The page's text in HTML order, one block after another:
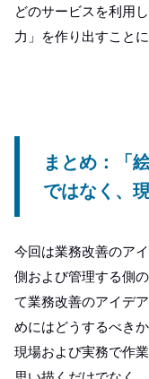
どのサービスを利用
力」を作り出すこと
まとめ：「
ではなく、
今回は業務改善のア
側および管理する側
て業務改善のアイデ
めにはどうするべき
現場および実務で作